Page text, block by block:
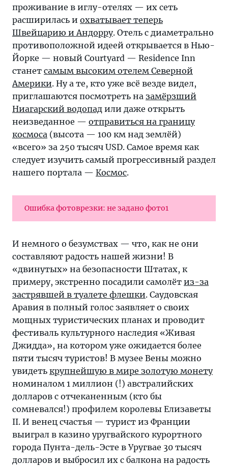
проживание в иглу-отелях — их сеть
расширилась и охватывает теперь
Швейцарию и Андорру. Отель с диаметрально
противоположной идеей открывается в Нью-
Йорке — новый Courtyard — Residence Inn
станет самым высоким отелем Северной
Америки. Ну а те, кто уже всё везде видел,
приглашаются посмотреть на замёрзший
Ниагарский водопад или даже открыть
неизведанное — отправиться на границу
космоса (высота — 100 км над землёй)
«всего» за 250 тысяч USD. Самое время как
следует изучить самый прогрессивный раздел
нашего портала — Космос.
Ошибка фотоврезки: не задано фото1
И немного о безумствах — что, как не они
составляют радость нашей жизни! В
«двинутых» на безопасности Штатах, к
примеру, экстренно посадили самолёт из-за
застрявшей в туалете флешки. Саудовская
Аравия в полный голос заявляет о своих
мощных туристических планах и проводит
фестиваль культурного наследия «Живая
Джидда», на котором уже ожидается более
пяти тысяч туристов! В музее Вены можно
увидеть крупнейшую в мире золотую монету
номиналом 1 миллион (!) австралийских
долларов с отчеканенным (кто бы
сомневался!) профилем королевы Елизаветы
II. И венец счастья — турист из Франции
выиграл в казино уругвайского курортного
города Пунта-дель-Эсте в Уругвае 30 тысяч
долларов и выбросил их с балкона на радость